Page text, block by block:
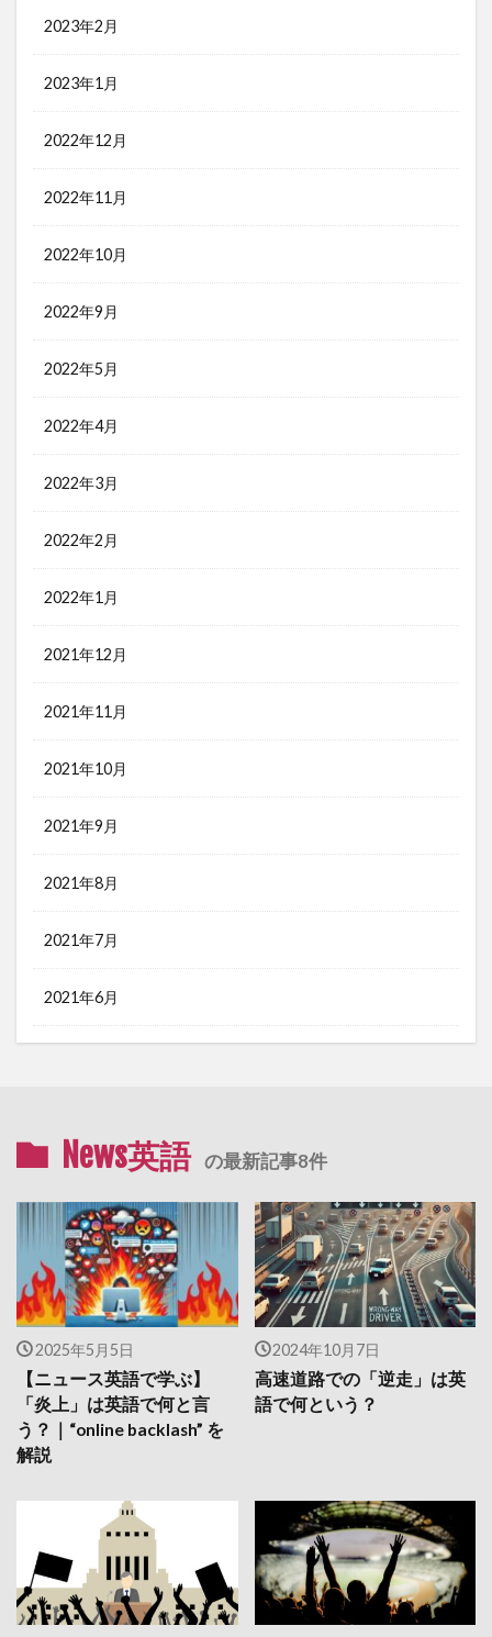
2023年2月
2023年1月
2022年12月
2022年11月
2022年10月
2022年9月
2022年5月
2022年4月
2022年3月
2022年2月
2022年1月
2021年12月
2021年11月
2021年10月
2021年9月
2021年8月
2021年7月
2021年6月
News英語 の最新記事8件
2025年5月5日
【ニュース英語で学ぶ】
「炎上」は英語で何と言
う？｜“online backlash” を
解説
2024年10月7日
高速道路での「逆走」は英
語で何という？